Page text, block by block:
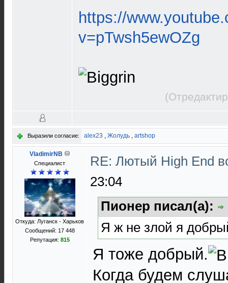
https://
v=pTwsh5ewOZg
Выразили согласие: alex23 , Жолудь , artshop
VladimirNB
Специалист
Откуда: Луганск - Харьков
Сообщений: 17 448
Репутация: 815
RE: Лютый High End
23:04
Пионер писал(а):
Я ж не злой я
Я тоже добрый.
Когда будем